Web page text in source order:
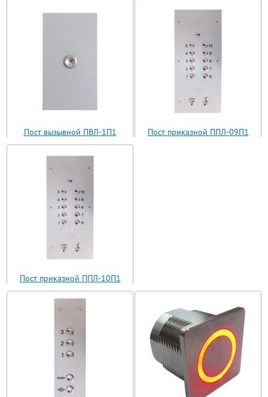
Пост вызывной ПВЛ-1П1
(ВП11-1)
Пост приказной ППЛ-09П1
Пост приказной ППЛ-10П1
(ППЛ11-10)